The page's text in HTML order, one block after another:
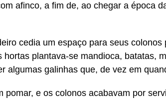
afinco, a fim de, ao chegar a época
cedia um espaço para seus
hortas plantava-se mandioca, batatas,
algumas galinhas que, de vez em
pomar, e os colonos acabavam por